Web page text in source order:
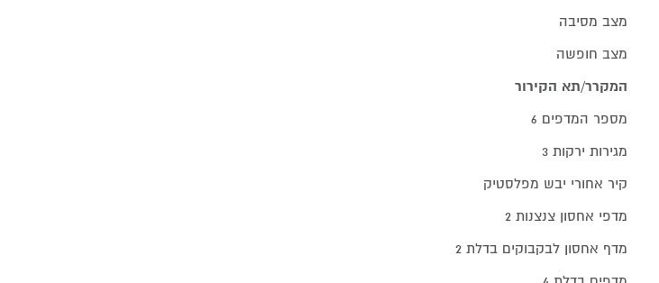
מצב מסיבה
מצב חופשה
המקרר/תא הקירור
מספר המדפים 6
מגירות ירקות 3
קיר אחורי יבש מפלסטיק
מדפי אחסון צנצנות 2
מדף אחסון לבקבוקים בדלת 2